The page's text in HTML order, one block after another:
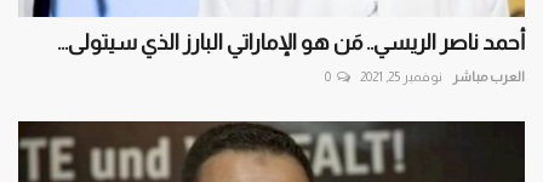
أحمد ناصر الريسي.. مَن هو الإماراتي البارز الذي سيتولى...
العرب مباشر نوفمبر 25, 2021 0